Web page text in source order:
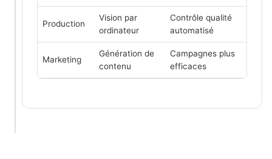
Production
Vision par
ordinateur
Contrôle qualité
automatisé
Marketing
Génération de
contenu
Campagnes plus
efficaces